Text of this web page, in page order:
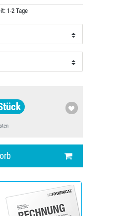
1-2 Tage